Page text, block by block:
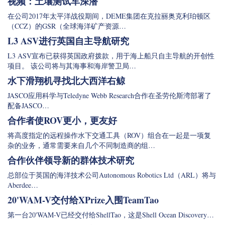
在公司2017年太平洋战役期间，DEME集团在克拉丽奥克利珀顿区
（CCZ）的GSR（全球海洋矿产资源…
L3 ASV进行英国自主导航研究
L3 ASV宣布已获得英国政府拨款，用于海上船只自主导航的开创性
项目。 该公司将与其海事和海岸警卫局…
水下滑翔机寻找北大西洋右鲸
JASCO应用科学与Teledyne Webb Research合作在圣劳伦斯湾部署了
配备JASCO…
合作者使ROV更小，更友好
将高度指定的远程操作水下交通工具（ROV）组合在一起是一项复
杂的业务，通常需要来自几个不同制造商的组…
合作伙伴领导新的群体技术研究
总部位于英国的海洋技术公司Autonomous Robotics Ltd（ARL）将与
Aberdee…
20'WAM-V交付给XPrize入围TeamTao
第一台20'WAM-V已经交付给ShellTao，这是Shell Ocean Discovery…